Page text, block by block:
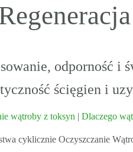
odporność i
ścięgien i
wątroby z toksyn | Dlaczego
cyklicznie Oczyszczanie